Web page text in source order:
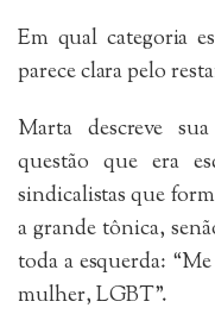
Em qual categoria
parece clara pelo
Marta descreve
questão que era
sindicalistas que
a grande tônica,
toda a esquerda:
mulher, LGBT”.